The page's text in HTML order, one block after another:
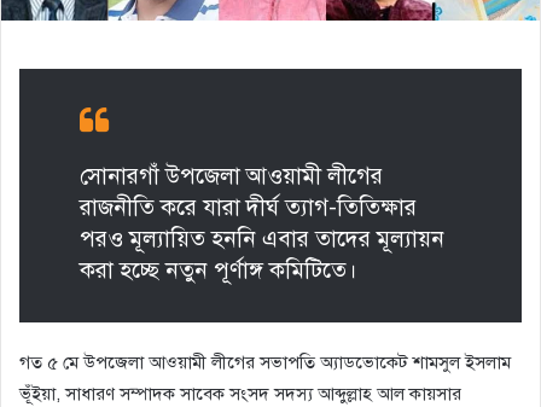
সোনারগাঁ উপজেলা আওয়ামী লীগের
রাজনীতি করে যারা দীর্ঘ ত্যাগ-তিতিক্ষার
পরও মূল্যায়িত হননি এবার তাদের মূল্যায়ন
করা হচ্ছে নতুন পূর্ণাঙ্গ কমিটিতে।
গত ৫ মে উপজেলা আওয়ামী লীগের সভাপতি অ্যাডভোকেট শামসুল ইসলাম
ভূঁইয়া, সাধারণ সম্পাদক সাবেক সংসদ সদস্য আব্দুল্লাহ আল কায়সার